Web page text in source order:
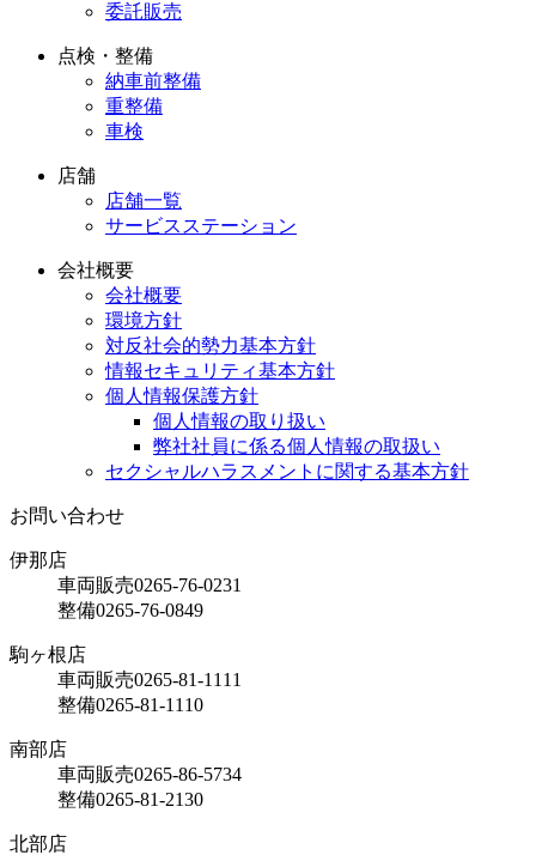
委託販売
点検・整備
納車前整備
重整備
車検
店舗
店舗一覧
サービスステーション
会社概要
会社概要
環境方針
対反社会的勢力基本方針
情報セキュリティ基本方針
個人情報保護方針
個人情報の取り扱い
弊社社員に係る個人情報の取扱い
セクシャルハラスメントに関する基本方針
お問い合わせ
伊那店
車両販売0265-76-0231
整備0265-76-0849
駒ヶ根店
車両販売0265-81-1111
整備0265-81-1110
南部店
車両販売0265-86-5734
整備0265-81-2130
北部店